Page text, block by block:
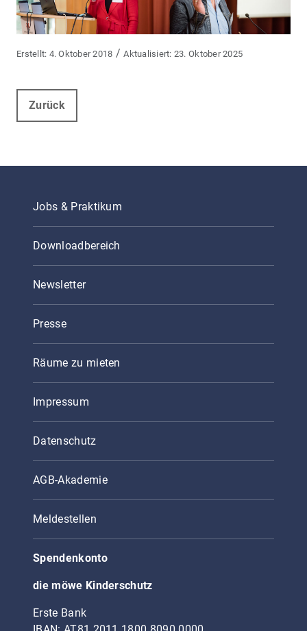
4. Oktober 2018 / 23. Oktober 2025
Zurück
Jobs & Praktikum
Downloadbereich
Newsletter
Presse
Räume zu mieten
Impressum
Datenschutz
AGB-Akademie
Meldestellen
Spendenkonto
die möwe Kinderschutz
Erste Bank